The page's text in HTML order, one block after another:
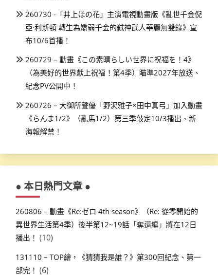
260730 -「井上ほの花」主演電視動畫版《亂世千金倪
亞·利斯頓 轉生為嬌弱千金的弒神武人華麗無雙錄》宣
布10/6首播！
260729 – 動畫《この素晴らしい世界に祝福を！4》
（為美好的世界獻上祝福！第4季）瞄準2027年放送、
紀念PV公開中！
260726 – 大御所聲優「野沢雅子×田中真弓」加入動畫
《らんま1/2》（亂馬1/2）第三季敲定10/3播出、新
海報解禁！
● 本日熱門文章 ●
260806 – 動畫《Re:ゼロ 4th season》（Re: 從零開始的
異世界生活第4季）後半第12~19話「奪還編」將在12日
播出！ (10)
131110 – TOP繪，《猜猜我是誰？》第300回紀念、第一
部完！ (6)